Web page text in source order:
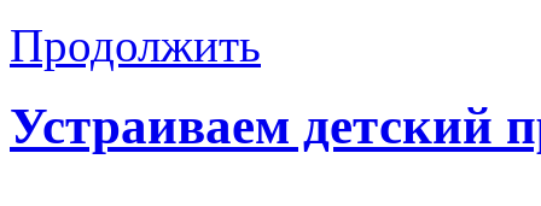
Продолжить
Устраиваем детский